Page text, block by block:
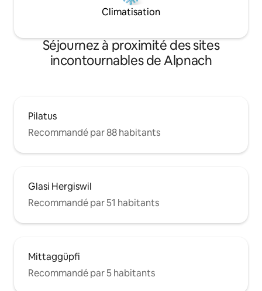
Climatisation
Séjournez à proximité des sites
incontournables de Alpnach
Pilatus
Recommandé par 88 habitants
Glasi Hergiswil
Recommandé par 51 habitants
Mittaggüpfi
Recommandé par 5 habitants